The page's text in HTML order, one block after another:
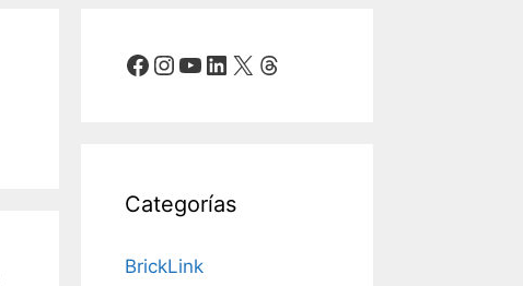
Facebook
Instagram
YouTube
LinkedIn
X Threads
Categorías
BrickLink